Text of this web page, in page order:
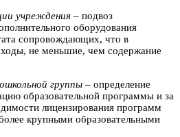
учреждения – подвоз
оборудования
сопровождающих, что в
не меньшие, чем содержание
группы – определение
образовательной программы и за
лицензирования программ
крупными образовательными